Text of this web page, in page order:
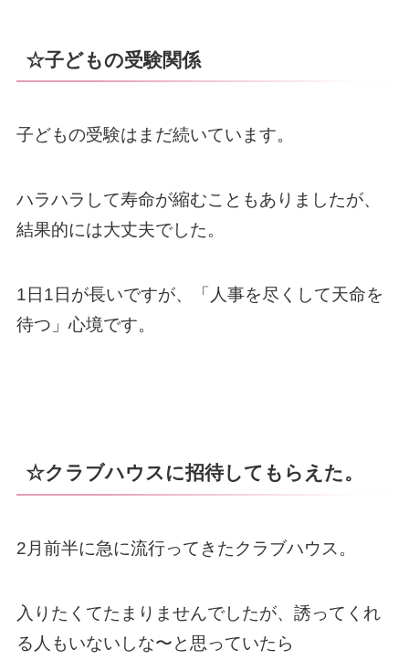
☆子どもの受験関係
子どもの受験はまだ続いています。
ハラハラして寿命が縮むこともありましたが、
結果的には大丈夫でした。
1日1日が長いですが、「人事を尽くして天命を
待つ」心境です。
☆クラブハウスに招待してもらえた。
2月前半に急に流行ってきたクラブハウス。
入りたくてたまりませんでしたが、誘ってくれ
る人もいないしな〜と思っていたら